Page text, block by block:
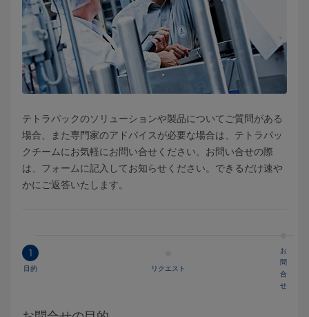
テトラパックのソリューションや製品についてご質問がある
場合、また専門家のアドバイスが必要な場合は、テトラパッ
クチームにお気軽にお問い合せください。お問い合せの際
は、フォームに記入してお知らせください。できるだけ速や
かにご返答いたします。
1
目的 リクエスト
お
問
合
せ